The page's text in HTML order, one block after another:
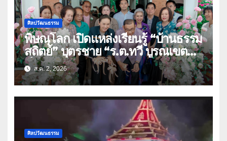
ศิลปวัฒนธรรม
พิษณุโลก เปิดแหล่งเรียนรู้ “บ้านธรรม
สถิตย์” บุตรชาย “ร.ต.ทวี บูรณเขต
ต์”ศิลปินแห่งชาติ(คลิป)
ส.ค. 2, 2026
ศิลปวัฒนธรรม